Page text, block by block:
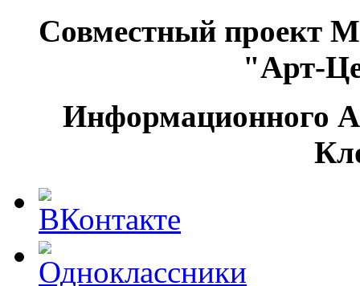
Совместный проект
"Арт-
Информационного